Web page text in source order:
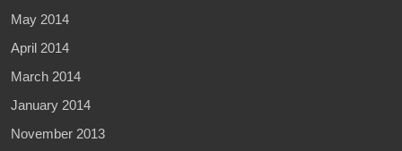
May 2014
April 2014
March 2014
January 2014
November 2013